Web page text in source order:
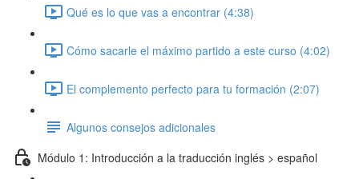
Qué es lo que vas a encontrar (4:38)
Cómo sacarle el máximo partido a este curso (4:02)
El complemento perfecto para tu formación (2:07)
Algunos consejos adicionales
Módulo 1: Introducción a la traducción inglés > español